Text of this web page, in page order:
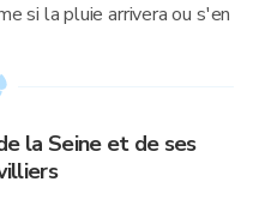
si la pluie arrivera ou s'en
la Seine et de ses